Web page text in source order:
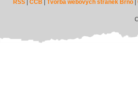
RSS |CCB |Tvorba webových stránek Brno |